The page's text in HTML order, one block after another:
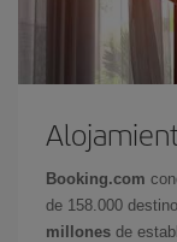
Booking.com
de 158.000
millones de